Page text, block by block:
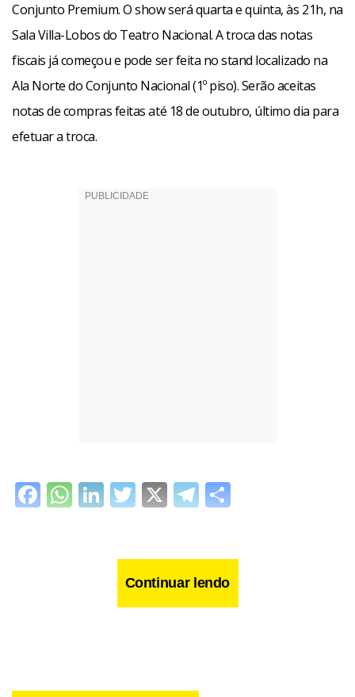
Conjunto Premium. O show será quarta e quinta, às 21h, na
Sala Villa-Lobos do Teatro Nacional. A troca das notas
fiscais já começou e pode ser feita no stand localizado na
Ala Norte do Conjunto Nacional (1º piso). Serão aceitas
notas de compras feitas até 18 de outubro, último dia para
efetuar a troca.
Facebook
WhatsApp
LinkedIn
Twitter
X Telegram
Continuar lendo